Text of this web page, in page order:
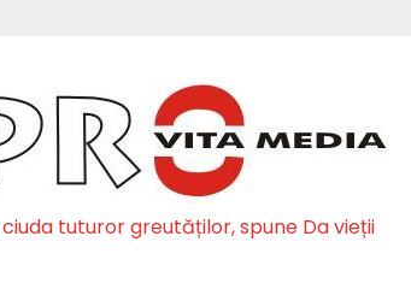
tuturor greutăților, spune Da vieții